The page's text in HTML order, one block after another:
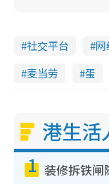
社交平台
麦当劳
蛋
港生活
1